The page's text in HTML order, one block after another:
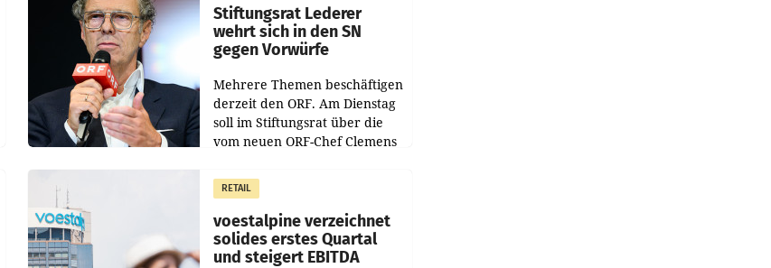
Stiftungsrat Lederer
wehrt sich in den SN
gegen Vorwürfe
Mehrere Themen beschäftigen
derzeit den ORF. Am Dienstag
soll im Stiftungsrat über die
vom neuen ORF-Chef Clemens
Besetzungen für die
Direktionen abgestimmt
werden.
RETAIL
voestalpine verzeichnet
solides erstes Quartal
und steigert EBITDA